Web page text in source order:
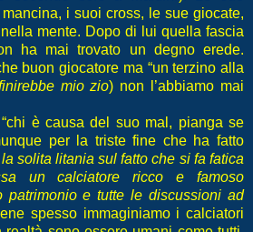
i suoi cross, le sue giocate,
mente. Dopo di lui quella fascia
ha mai trovato un degno erede.
buon giocatore ma “un terzino alla
mio zio) non l’abbiamo mai
è causa del suo mal, pianga se
per la triste fine che ha fatto
solita litania sul fatto che si fa fatica
un calciatore ricco e famoso
patrimonio e tutte le discussioni ad
spesso immaginiamo i calciatori